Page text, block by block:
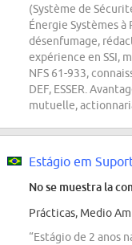
(Système de
Énergie Systèmes à
désenfumage,
expérience en SSI,
NFS 61-933,
DEF, ESSER.
mutuelle,
No se muestra la
Prácticas, Medio
“Estágio de 2 anos